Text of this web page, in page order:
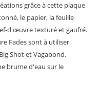
grâce à cette plaque
le papier, la feuille
d'œuvre texturé et gaufré.
Fades sont à utiliser
Shot et Vagabond.
brume d'eau sur le